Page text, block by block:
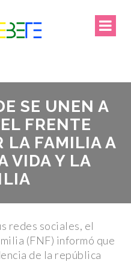
SE UNEN A
FRENTE
FAMILIA A
VIDA Y LA
redes sociales, el
(FNF) informó que
de la república